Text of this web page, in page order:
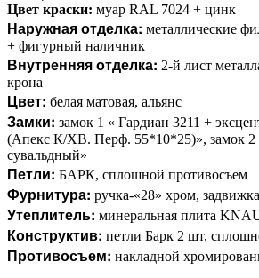
Цвет краски: муар RAL 7024 + цинк
Наружная отделка: металлические
+ фигурный наличник
Внутренняя отделка: 2-й лист
крона
Цвет: белая матовая, альянс
Замки: замок 1 « Гардиан 3211 +
(Апекс К/ХВ. Перф. 55*10*25)», замок 2
сувальдный»
Петли: БАРК, сплошной противосъем
Фурнитура: ручка-«28» хром,
Утеплитель: минеральная плита
Конструктив: петли Барк 2 шт,
Противосъем: накладной